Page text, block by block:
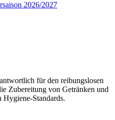
2026/2027
für den reibungslosen
Zubereitung von Getränken und
Standards.